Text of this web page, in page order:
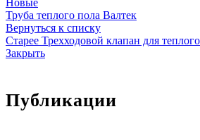
Новые
Труба теплого пола Валтек
Вернуться к списку
Старее Трехходовой клапан для
Закрыть
Публикации